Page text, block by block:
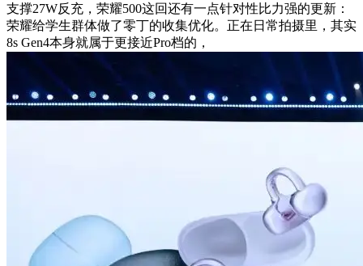
支撑27W反充，荣耀500这回还有一点针对性比力强的更新：
荣耀给学生群体做了零丁的收集优化。正在日常拍摄里，其实
8s Gen4本身就属于更接近Pro档的，